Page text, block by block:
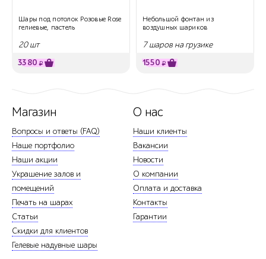
Шары под потолок Розовые Rose
гелиевые, пастель
20 шт
3380 ₽
Небольшой фонтан из
воздушных шариков
7 шаров на грузике
1550 ₽
Магазин
Вопросы и ответы (FAQ)
Наше портфолио
Наши акции
Украшение залов и
помещений
Печать на шарах
Статьи
Скидки для клиентов
Гелевые надувные шары
О нас
Наши клиенты
Вакансии
Новости
О компании
Оплата и доставка
Контакты
Гарантии